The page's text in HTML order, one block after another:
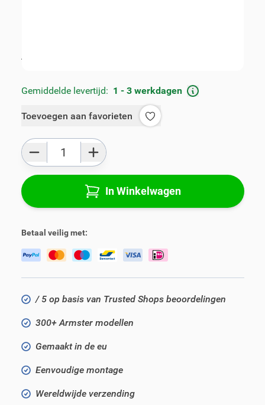
Alle specificaties
Gemiddelde levertijd: 1 - 3 werkdagen
Toevoegen aan favorieten
Aantal
In Winkelwagen
Betaal veilig met:
/ 5 op basis van Trusted Shops beoordelingen
300+ Armster modellen
Gemaakt in de eu
Eenvoudige montage
Wereldwijde verzending